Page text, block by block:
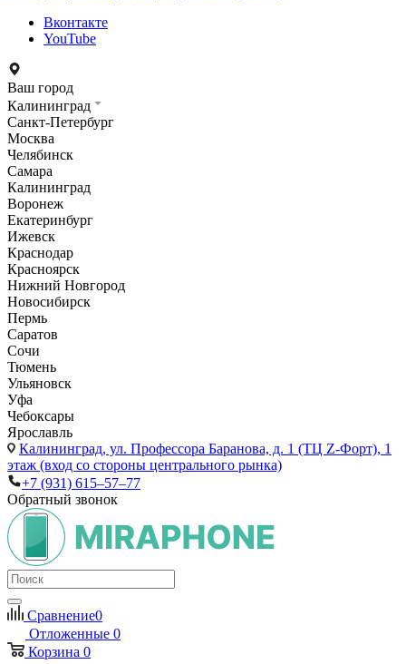
Вконтакте
YouTube
Ваш город
Калининград
Санкт-Петербург
Москва
Челябинск
Самара
Калининград
Воронеж
Екатеринбург
Ижевск
Краснодар
Красноярск
Нижний Новгород
Новосибирск
Пермь
Саратов
Сочи
Тюмень
Ульяновск
Уфа
Чебоксары
Ярославль
Калининград, ул. Профессора Баранова, д. 1 (ТЦ Z-Форт), 1
этаж (вход со стороны центрального рынка)
+7 (931) 615‒57‒77
Обратный звонок
Сравнение0
Отложенные 0
Корзина 0